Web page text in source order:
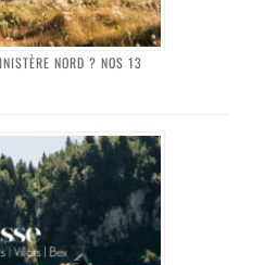
NORD ? NOS 13